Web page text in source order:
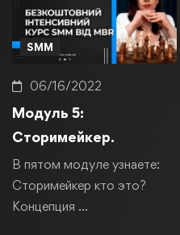
SMM
06/16/2022
Модуль 5:
Сторимейкер.
В пятом модуле узнаете:
Сторимейкер кто это?
Концепция …